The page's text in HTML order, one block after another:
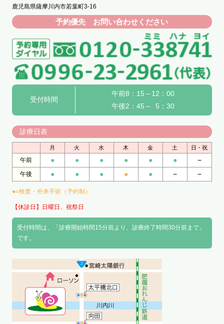
鹿児島県薩摩川内市若葉町3-16
予約優先 お問い合わせください
受付時間
午前8：15～12：00
午後2：45～ 5：30
診療日表
月 火 水 木 金 土 日・祝
午前 ● ● ● ● ● ● −
午後 ● ● ● ● ● − −
●=検査・外来手術（予約制）
【休診日】日曜日、祝祭日
受付時間は、「診療開始時間15分前より、診療終了時間30分前まで」
です。